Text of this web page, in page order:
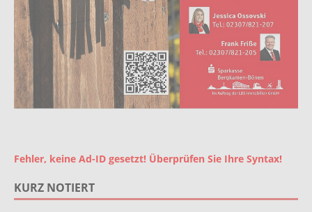
Fehler, keine Ad-ID gesetzt! Überprüfen Sie Ihre Syntax!
KURZ NOTIERT